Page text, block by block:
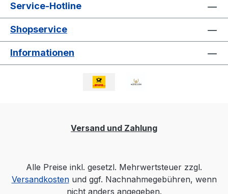
Service-Hotline
Shopservice
Informationen
Versand und Zahlung
Alle Preise inkl. gesetzl. Mehrwertsteuer zzgl.
Versandkostenund ggf. Nachnahmegebühren, wenn
nicht anders angegeben.